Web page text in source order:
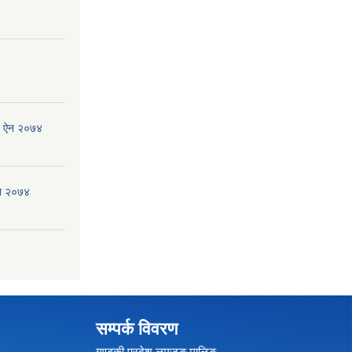
ऐन २०७४
२०७४
सम्पर्क विवरण